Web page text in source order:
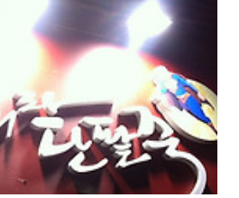
. 빙수일까? 동치미와 겉절이. 그리고
끓이시기 때문에 기다리는 시간이 길
되는데 이게 또 짜지 않고 시원해서 계속